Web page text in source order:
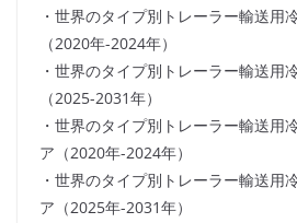
・世界のタイプ別トレーラー輸送用
（2020年-2024年）
・世界のタイプ別トレーラー輸送用
（2025-2031年）
・世界のタイプ別トレーラー輸送用
ア（2020年-2024年）
・世界のタイプ別トレーラー輸送用
ア（2025年-2031年）